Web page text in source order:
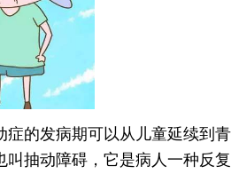
的发病期可以从儿童延续到青
抽动障碍，它是病人一种反复